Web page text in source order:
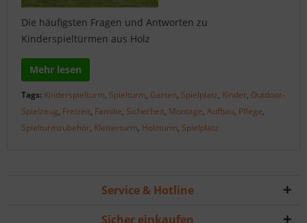
Die häufigsten Fragen und Antworten zu
Kinderspieltürmen aus Holz
Mehr lesen
Tags: Kinderspielturm, Spielturm, Garten, Spielplatz, Kinder, Outdoor-
Spielzeug, Freizeit, Familie, Sicherheit, Montage, Aufbau, Pflege,
Spielturmzubehör, Kletterturm, Holzturm, Spielplatz
Service & Hotline
Sicher einkaufen